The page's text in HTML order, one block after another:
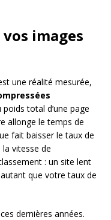
images
une réalité mesurée,
total d’une page
allonge le temps de
fait baisser le taux de
vitesse de
: un site lent
que votre taux de
dernières années.